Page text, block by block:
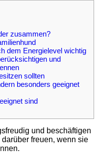
zusammen?
dem Energielevel wichtig
und
sollten
besonders geeignet
sind
und beschäftigen
freuen, wenn sie